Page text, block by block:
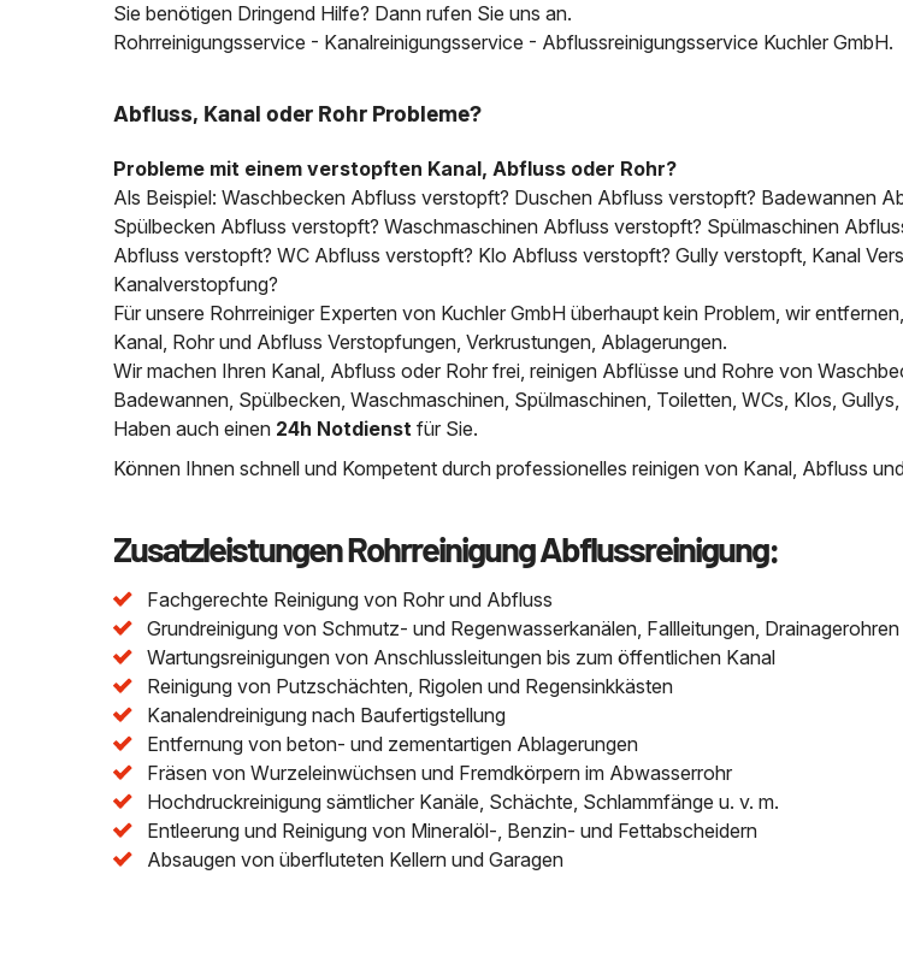
Sie benötigen Dringend Hilfe? Dann rufen Sie uns an.
Rohrreinigungsservice - Kanalreinigungsservice - Abflussreinigungsservice Kuchler GmbH.
Abfluss, Kanal oder Rohr Probleme?
Probleme mit einem verstopften Kanal, Abfluss oder Rohr?
Als Beispiel: Waschbecken Abfluss verstopft? Duschen Abfluss verstopft? Badewannen
Spülbecken Abfluss verstopft? Waschmaschinen Abfluss verstopft? Spülmaschinen
Abfluss verstopft? WC Abfluss verstopft? Klo Abfluss verstopft? Gully verstopft, Kanal
Kanalverstopfung?
Für unsere Rohrreiniger Experten von Kuchler GmbH überhaupt kein Problem, wir
Kanal, Rohr und Abfluss Verstopfungen, Verkrustungen, Ablagerungen.
Wir machen Ihren Kanal, Abfluss oder Rohr frei, reinigen Abflüsse und Rohre von
Badewannen, Spülbecken, Waschmaschinen, Spülmaschinen, Toiletten, WCs, Klos, Gullys,
Haben auch einen 24h Notdienst für Sie.
Können Ihnen schnell und Kompetent durch professionelles reinigen von Kanal, Abfluss
Zusatzleistungen Rohrreinigung Abflussreinigung:
Fachgerechte Reinigung von Rohr und Abfluss
Grundreinigung von Schmutz- und Regenwasserkanälen, Fallleitungen, Drainagerohren
Wartungsreinigungen von Anschlussleitungen bis zum öffentlichen Kanal
Reinigung von Putzschächten, Rigolen und Regensinkkästen
Kanalendreinigung nach Baufertigstellung
Entfernung von beton- und zementartigen Ablagerungen
Fräsen von Wurzeleinwüchsen und Fremdkörpern im Abwasserrohr
Hochdruckreinigung sämtlicher Kanäle, Schächte, Schlammfänge u. v. m.
Entleerung und Reinigung von Mineralöl-, Benzin- und Fettabscheidern
Absaugen von überfluteten Kellern und Garagen